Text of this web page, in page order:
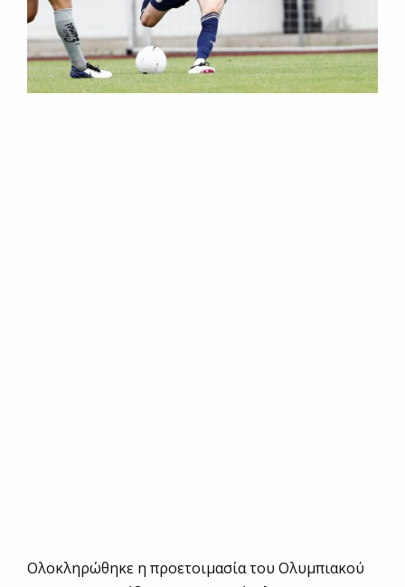
Ολοκληρώθηκε η προετοιμασία του Ολυμπιακού